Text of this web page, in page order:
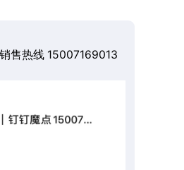
售热线 15007169013